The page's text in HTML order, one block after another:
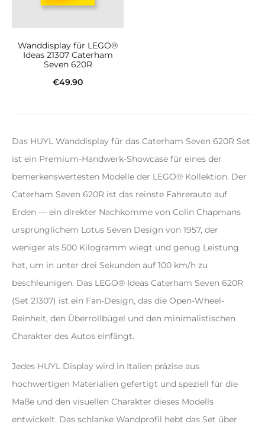
Wanddisplay für LEGO®
Ideas 21307 Caterham
Seven 620R
€49.90
Das HUYL Wanddisplay für das Caterham Seven 620R Set
ist ein Premium-Handwerk-Showcase für eines der
bemerkenswertesten Modelle der LEGO® Kollektion. Der
Caterham Seven 620R ist das reinste Fahrerauto auf
Erden — ein direkter Nachkomme von Colin Chapmans
ursprünglichem Lotus Seven Design von 1957, der
weniger als 500 Kilogramm wiegt und genug Leistung
hat, um in unter drei Sekunden auf 100 km/h zu
beschleunigen. Das LEGO® Ideas Caterham Seven 620R
(Set 21307) ist ein Fan-Design, das die Open-Wheel-
Reinheit, den Überrollbügel und den minimalistischen
Charakter des Autos einfängt.
Jedes HUYL Display wird in Italien präzise aus
hochwertigen Materialien gefertigt und speziell für die
Maße und den visuellen Charakter dieses Modells
entwickelt. Das schlanke Wandprofil hebt das Set über